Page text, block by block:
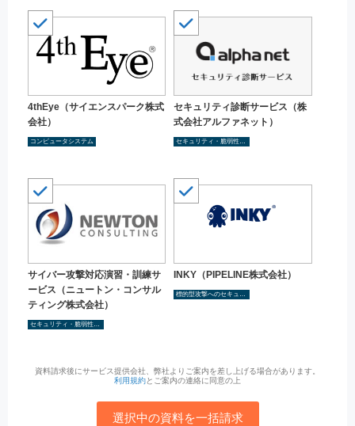
4thEye（サイエンスパーク株式
会社）
コンピュータシステム
セキュリティ診断サービス（株
式会社アルファネット）
セキュリティ・脆弱性診断
サイバー攻撃対応演習・訓練サ
ービス（ニュートン・コンサル
ティング株式会社）
セキュリティ・脆弱性診断
INKY（PIPELINE株式会社）
標的型攻撃へのセキュリティ対策を検討
資料請求後にサービス提供会社、弊社よりご案内を差し上げる場合があります。
利用規約とご案内の連絡に同意の上
選択中の資料を一括請求